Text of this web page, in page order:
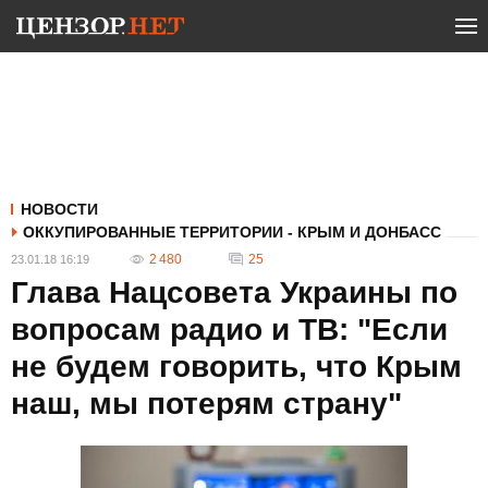
НОВОСТИ
ОККУПИРОВАННЫЕ ТЕРРИТОРИИ - КРЫМ И ДОНБАСС
23.01.18 16:19 2 480 25
Глава Нацсовета Украины по
вопросам радио и ТВ: "Если
не будем говорить, что Крым
наш, мы потерям страну"